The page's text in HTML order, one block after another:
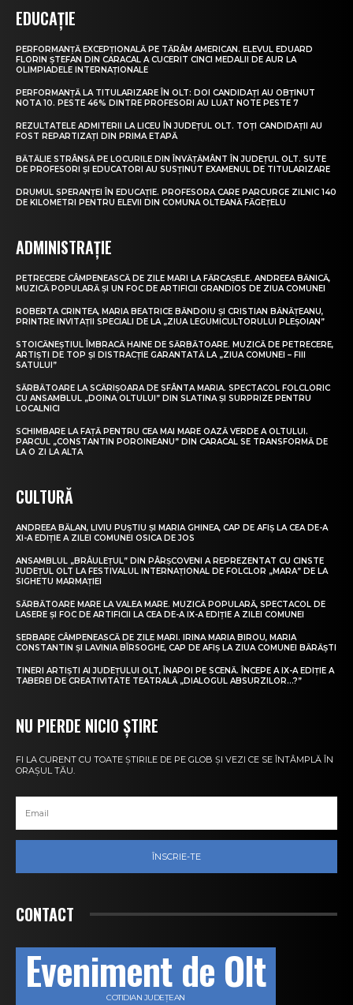
EDUCAȚIE
PERFORMANȚĂ EXCEPȚIONALĂ PE TĂRÂM AMERICAN. ELEVUL EDUARD
FLORIN ȘTEFAN DIN CARACAL A CUCERIT CINCI MEDALII DE AUR LA
OLIMPIADELE INTERNAȚIONALE
PERFORMANȚĂ LA TITULARIZARE ÎN OLT: DOI CANDIDAȚI AU OBȚINUT
NOTA 10. PESTE 46% DINTRE PROFESORI AU LUAT NOTE PESTE 7
REZULTATELE ADMITERII LA LICEU ÎN JUDEȚUL OLT. TOȚI CANDIDAȚII AU
FOST REPARTIZAȚI DIN PRIMA ETAPĂ
BĂTĂLIE STRÂNSĂ PE LOCURILE DIN ÎNVĂȚĂMÂNT ÎN JUDEȚUL OLT. SUTE
DE PROFESORI ȘI EDUCATORI AU SUSȚINUT EXAMENUL DE TITULARIZARE
DRUMUL SPERANȚEI ÎN EDUCAȚIE. PROFESORA CARE PARCURGE ZILNIC 140
DE KILOMETRI PENTRU ELEVII DIN COMUNA OLTEANĂ FĂGEȚELU
ADMINISTRAȚIE
PETRECERE CÂMPENEASCĂ DE ZILE MARI LA FĂRCAȘELE. ANDREEA BĂNICĂ,
MUZICĂ POPULARĂ ȘI UN FOC DE ARTIFICII GRANDIOS DE ZIUA COMUNEI
ROBERTA CRINTEA, MARIA BEATRICE BĂNDOIU ȘI CRISTIAN BĂNĂȚEANU,
PRINTRE INVITAȚII SPECIALI DE LA „ZIUA LEGUMICULTORULUI PLEȘOIAN”
STOICĂNEȘTIUL ÎMBRACĂ HAINE DE SĂRBĂTOARE. MUZICĂ DE PETRECERE,
ARTIȘTI DE TOP ȘI DISTRACȚIE GARANTATĂ LA „ZIUA COMUNEI – FIII
SATULUI”
SĂRBĂTOARE LA SCĂRIȘOARA DE SFÂNTA MARIA. SPECTACOL FOLCLORIC
CU ANSAMBLUL „DOINA OLTULUI” DIN SLATINA ȘI SURPRIZE PENTRU
LOCALNICI
SCHIMBARE LA FAȚĂ PENTRU CEA MAI MARE OAZĂ VERDE A OLTULUI.
PARCUL „CONSTANTIN POROINEANU” DIN CARACAL SE TRANSFORMĂ DE
LA O ZI LA ALTA
CULTURĂ
ANDREEA BĂLAN, LIVIU PUȘTIU ȘI MARIA GHINEA, CAP DE AFIȘ LA CEA DE-A
XI-A EDIȚIE A ZILEI COMUNEI OSICA DE JOS
ANSAMBLUL „BRÂULEȚUL” DIN PÂRȘCOVENI A REPREZENTAT CU CINSTE
JUDEȚUL OLT LA FESTIVALUL INTERNAȚIONAL DE FOLCLOR „MARA” DE LA
SIGHETU MARMAȚIEI
SĂRBĂTOARE MARE LA VALEA MARE. MUZICĂ POPULARĂ, SPECTACOL DE
LASERE ȘI FOC DE ARTIFICII LA CEA DE-A IX-A EDIȚIE A ZILEI COMUNEI
SERBARE CÂMPENEASCĂ DE ZILE MARI. IRINA MARIA BIROU, MARIA
CONSTANTIN ȘI LAVINIA BÎRSOGHE, CAP DE AFIȘ LA ZIUA COMUNEI BĂRĂȘTI
TINERI ARTIȘTI AI JUDEȚULUI OLT, ÎNAPOI PE SCENĂ. ÎNCEPE A IX-A EDIȚIE A
TABEREI DE CREATIVITATE TEATRALĂ „DIALOGUL ABSURZILOR…?”
NU PIERDE NICIO ȘTIRE
FI LA CURENT CU TOATE ȘTIRILE DE PE GLOB ȘI VEZI CE SE ÎNTÂMPLĂ ÎN
ORAȘUL TĂU.
ÎNSCRIE-TE
CONTACT
Eveniment de Olt
COTIDIAN JUDEȚEAN